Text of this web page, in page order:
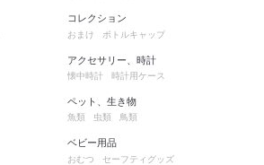
コレクション
おまけ ボトルキャップ
アクセサリー、時計
懐中時計 時計用ケース
ペット、生き物
魚類 虫類 鳥類
ベビー用品
おむつ セーフティグッズ